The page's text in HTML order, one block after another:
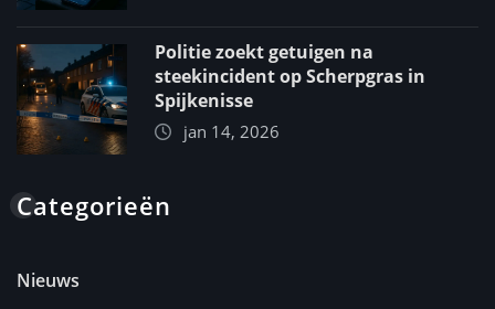
Politie zoekt getuigen na
steekincident op Scherpgras in
Spijkenisse
jan 14, 2026
Categorieën
Nieuws